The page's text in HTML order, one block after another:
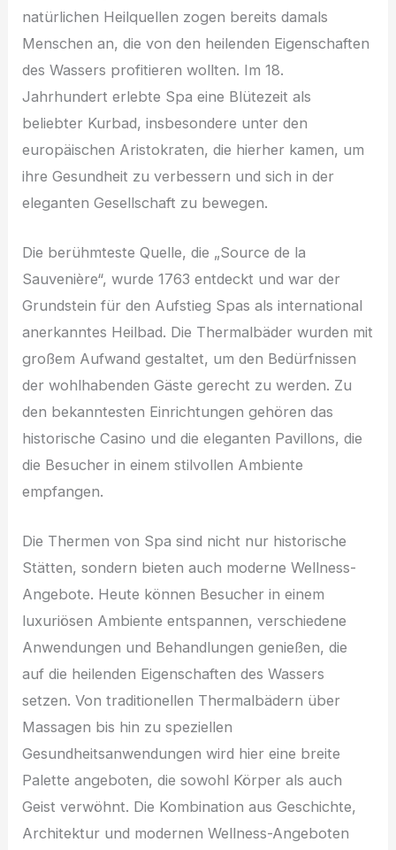
natürlichen Heilquellen zogen bereits damals
Menschen an, die von den heilenden Eigenschaften
des Wassers profitieren wollten. Im 18.
Jahrhundert erlebte Spa eine Blütezeit als
beliebter Kurbad, insbesondere unter den
europäischen Aristokraten, die hierher kamen, um
ihre Gesundheit zu verbessern und sich in der
eleganten Gesellschaft zu bewegen.
Die berühmteste Quelle, die „Source de la
Sauvenière“, wurde 1763 entdeckt und war der
Grundstein für den Aufstieg Spas als international
anerkanntes Heilbad. Die Thermalbäder wurden mit
großem Aufwand gestaltet, um den Bedürfnissen
der wohlhabenden Gäste gerecht zu werden. Zu
den bekanntesten Einrichtungen gehören das
historische Casino und die eleganten Pavillons, die
die Besucher in einem stilvollen Ambiente
empfangen.
Die Thermen von Spa sind nicht nur historische
Stätten, sondern bieten auch moderne Wellness-
Angebote. Heute können Besucher in einem
luxuriösen Ambiente entspannen, verschiedene
Anwendungen und Behandlungen genießen, die
auf die heilenden Eigenschaften des Wassers
setzen. Von traditionellen Thermalbädern über
Massagen bis hin zu speziellen
Gesundheitsanwendungen wird hier eine breite
Palette angeboten, die sowohl Körper als auch
Geist verwöhnt. Die Kombination aus Geschichte,
Architektur und modernen Wellness-Angeboten